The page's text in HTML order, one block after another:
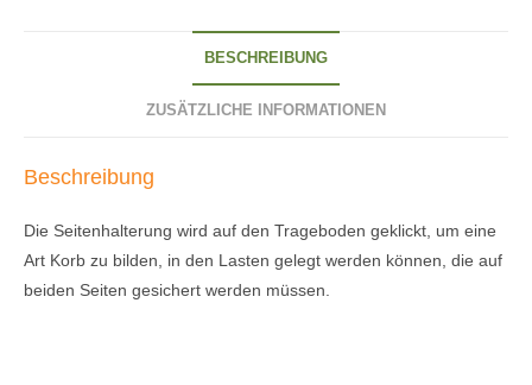
BESCHREIBUNG
ZUSÄTZLICHE INFORMATIONEN
Beschreibung
Die Seitenhalterung wird auf den Trageboden geklickt, um eine
Art Korb zu bilden, in den Lasten gelegt werden können, die auf
beiden Seiten gesichert werden müssen.